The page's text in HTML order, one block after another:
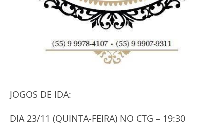
JOGOS DE IDA:
DIA 23/11 (QUINTA-FEIRA) NO CTG – 19:30